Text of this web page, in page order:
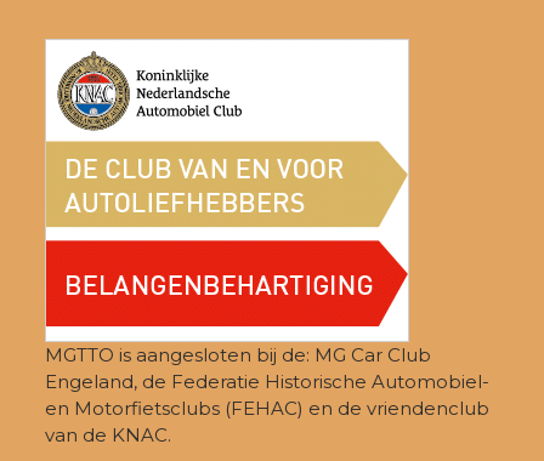
MGTTO is aangesloten bij de: MG Car Club
Engeland, de Federatie Historische Automobiel-
en Motorfietsclubs (FEHAC) en de vriendenclub
van de KNAC.